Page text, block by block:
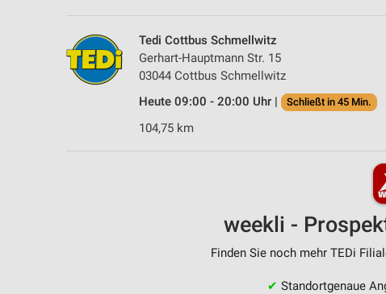
Tedi Cottbus Schmellwitz
Gerhart-Hauptmann Str. 15
03044 Cottbus Schmellwitz
Heute 09:00 - 20:00 Uhr |
Schließt in 45 Min.
104,75 km
weekli -
Finden Sie noch mehr TEDi
✔ Standortgenaue